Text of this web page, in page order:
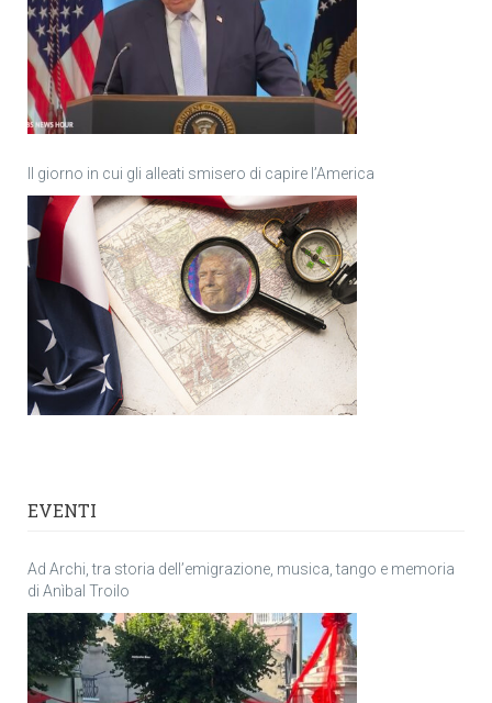
Il giorno in cui gli alleati smisero di capire l’America
EVENTI
Ad Archi, tra storia dell’emigrazione, musica, tango e memoria
di Anìbal Troilo